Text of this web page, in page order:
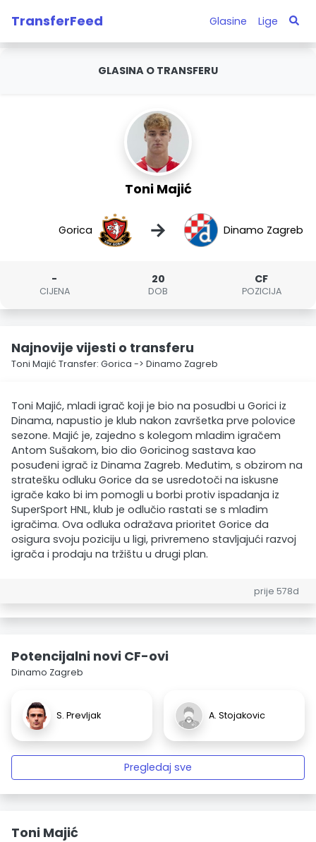
TransferFeed Glasine Lige
GLASINA O TRANSFERU
Toni Majić
Gorica → Dinamo Zagreb
-
CIJENA
20
DOB
CF
POZICIJA
Najnovije vijesti o transferu
Toni Majić Transfer: Gorica -> Dinamo Zagreb
Toni Majić, mladi igrač koji je bio na posudbi u Gorici iz
Dinama, napustio je klub nakon završetka prve polovice
sezone. Majić je, zajedno s kolegom mladim igračem
Antom Sušakom, bio dio Goricinog sastava kao
posuđeni igrač iz Dinama Zagreb. Međutim, s obzirom na
stratešku odluku Gorice da se usredotoči na iskusne
igrače kako bi im pomogli u borbi protiv ispadanja iz
SuperSport HNL, klub je odlučio rastati se s mlađim
igračima. Ova odluka odražava prioritet Gorice da
osigura svoju poziciju u ligi, privremeno stavljajući razvoj
igrača i prodaju na tržištu u drugi plan.
prije 578d
Potencijalni novi CF-ovi
Dinamo Zagreb
S. Prevljak A. Stojakovic
Pregledaj sve
Toni Majić